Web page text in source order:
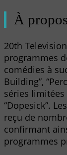
À
20th
programmes
comédies à
Building”,
séries limitées
“Dopesick”.
reçu de
confirmant
programmes